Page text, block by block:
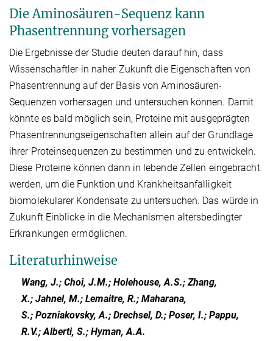
Die Aminosäuren-Sequenz kann
Phasentrennung vorhersagen
Die Ergebnisse der Studie deuten darauf hin, dass
Wissenschaftler in naher Zukunft die Eigenschaften von
Phasentrennung auf der Basis von Aminosäuren-
Sequenzen vorhersagen und untersuchen können. Damit
könnte es bald möglich sein, Proteine mit ausgeprägten
Phasentrennungseigenschaften allein auf der Grundlage
ihrer Proteinsequenzen zu bestimmen und zu entwickeln.
Diese Proteine können dann in lebende Zellen eingebracht
werden, um die Funktion und Krankheitsanfälligkeit
biomolekularer Kondensate zu untersuchen. Das würde in
Zukunft Einblicke in die Mechanismen altersbedingter
Erkrankungen ermöglichen.
Literaturhinweise
Wang, J.; Choi, J.M.; Holehouse, A.S.; Zhang,
X.; Jahnel, M.; Lemaitre, R.; Maharana,
S.; Pozniakovsky, A.; Drechsel, D.; Poser, I.; Pappu,
R.V.; Alberti, S.; Hyman, A.A.